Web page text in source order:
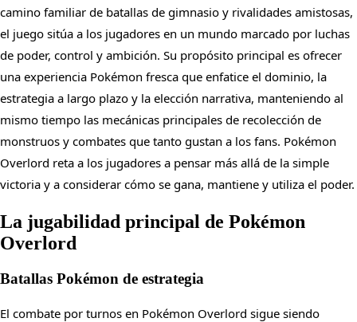
camino familiar de batallas de gimnasio y rivalidades amistosas,
el juego sitúa a los jugadores en un mundo marcado por luchas
de poder, control y ambición. Su propósito principal es ofrecer
una experiencia Pokémon fresca que enfatice el dominio, la
estrategia a largo plazo y la elección narrativa, manteniendo al
mismo tiempo las mecánicas principales de recolección de
monstruos y combates que tanto gustan a los fans. Pokémon
Overlord reta a los jugadores a pensar más allá de la simple
victoria y a considerar cómo se gana, mantiene y utiliza el poder.
La jugabilidad principal de Pokémon
Overlord
Batallas Pokémon de estrategia
El combate por turnos en Pokémon Overlord sigue siendo